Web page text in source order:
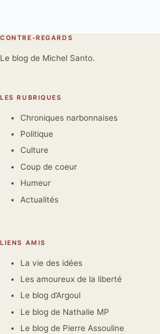
CONTRE-REGARDS
Le blog de Michel Santo.
LES RUBRIQUES
Chroniques narbonnaises
Politique
Culture
Coup de coeur
Humeur
Actualités
LIENS AMIS
La vie des idées
Les amoureux de la liberté
Le blog d’Argoul
Le blog de Nathalie MP
Le blog de Pierre Assouline